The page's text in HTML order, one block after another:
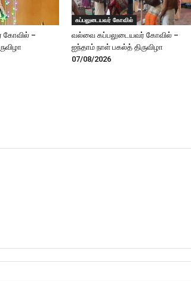
கோவில் –
கப்பலுடையவர் கோவில்
வல்வை கப்பலுடையவர் கோவில் –
ஐந்தாம் நாள் பகல்த் திருவிழா
07/08/2026